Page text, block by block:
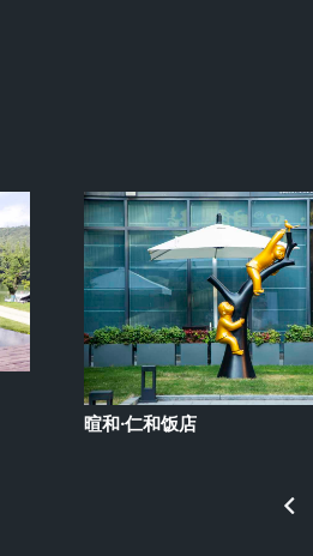
暄和·仁和饭店